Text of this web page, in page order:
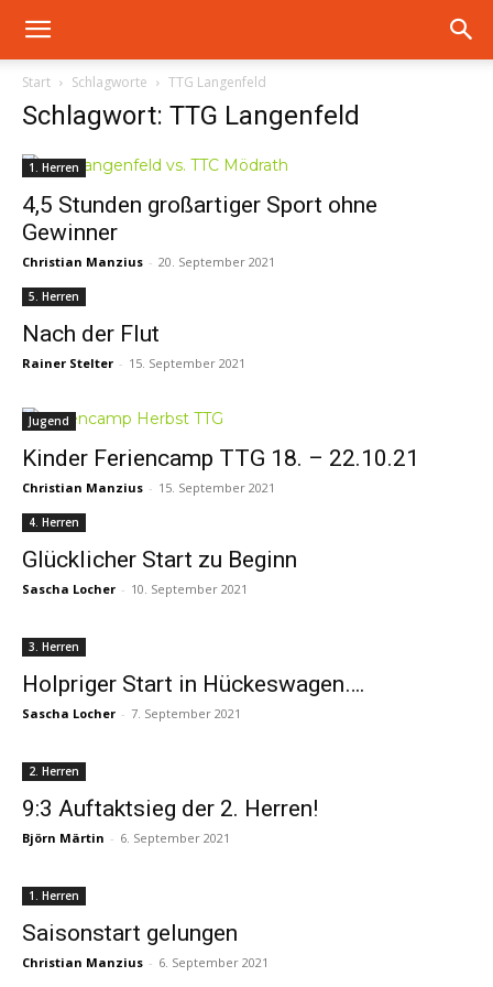
Start Schlagworte TTG Langenfeld
Schlagwort: TTG Langenfeld
1. Herren
4,5 Stunden großartiger Sport ohne
Gewinner
Christian Manzius - 20. September 2021
5. Herren
Nach der Flut
Rainer Stelter - 15. September 2021
Jugend
Kinder Feriencamp TTG 18. – 22.10.21
Christian Manzius - 15. September 2021
4. Herren
Glücklicher Start zu Beginn
Sascha Locher - 10. September 2021
3. Herren
Holpriger Start in Hückeswagen….
Sascha Locher - 7. September 2021
2. Herren
9:3 Auftaktsieg der 2. Herren!
Björn Märtin - 6. September 2021
1. Herren
Saisonstart gelungen
Christian Manzius - 6. September 2021